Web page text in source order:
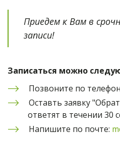
Приедем к Вам в
записи!
Записаться можно
Позвоните по
Оставть заявку
ответят в течении 30
Напишите по почте: